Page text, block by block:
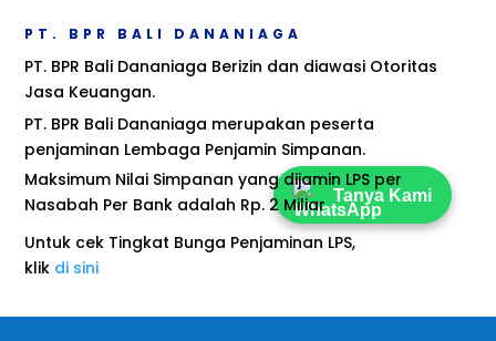
Tanya Kami
PT. BPR BALI DANANIAGA
PT. BPR Bali Dananiaga Berizin dan diawasi Otoritas
Jasa Keuangan.
PT. BPR Bali Dananiaga merupakan peserta
penjaminan Lembaga Penjamin Simpanan.
Maksimum Nilai Simpanan yang dijamin LPS per
Nasabah Per Bank adalah Rp. 2 Miliar
Untuk cek Tingkat Bunga Penjaminan LPS,
klik di sini